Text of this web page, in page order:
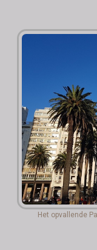
Het opvallende